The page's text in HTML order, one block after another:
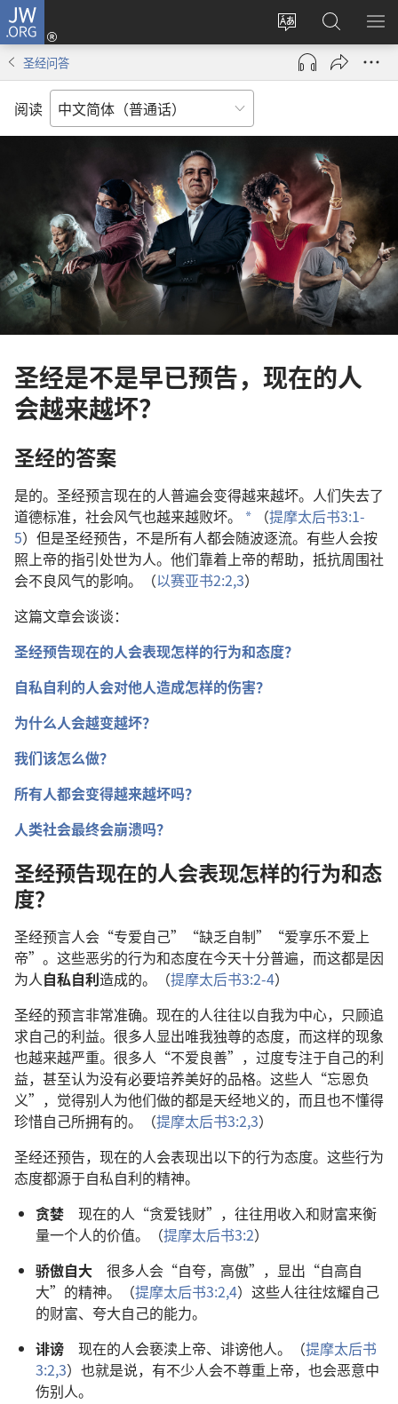
JW.ORG
更
改
网
言
登
录
（打
口）
搜
索
JW.ORG
显
圣经问答
阅读
圣经是不是早已预告，现在的人
会越来越坏？
圣经的答案
是的。圣经预言现在的人普遍会变得越来越坏。人们失去了
道德标准，社会风气也越来越败坏。
a （提摩太后书3:1-
5）但是圣经预告，不是所有人都会随波逐流。有些人会按
照上帝的指引处世为人。他们靠着上帝的帮助，抵抗周围社
会不良风气的影响。（以赛亚书2:2,3）
这篇文章会谈谈：
圣经预告现在的人会表现怎样的行为和态度？
自私自利的人会对他人造成怎样的伤害？
为什么人会越变越坏？
我们该怎么做？
所有人都会变得越来越坏吗？
人类社会最终会崩溃吗？
圣经预告现在的人会表现怎样的行为和态
度？
圣经预言人会“专爱自己”“缺乏自制”“爱享乐不爱上
帝”。这些恶劣的行为和态度在今天十分普遍，而这都是因
为人自私自利造成的。（提摩太后书3:2-4）
圣经的预言非常准确。现在的人往往以自我为中心，只顾追
求自己的利益。很多人显出唯我独尊的态度，而这样的现象
也越来越严重。很多人“不爱良善”，过度专注于自己的利
益，甚至认为没有必要培养美好的品格。这些人“忘恩负
义”，觉得别人为他们做的都是天经地义的，而且也不懂得
珍惜自己所拥有的。（提摩太后书3:2,3）
圣经还预告，现在的人会表现出以下的行为态度。这些行为
态度都源于自私自利的精神。
贪婪 现在的人“贪爱钱财”，往往用收入和财富来衡
量一个人的价值。（提摩太后书3:2）
骄傲自大 很多人会“自夸，高傲”，显出“自高自
大”的精神。（提摩太后书3:2,4）这些人往往炫耀自己
的财富、夸大自己的能力。
诽谤 现在的人会亵渎上帝、诽谤他人。（提摩太后书
3:2,3）也就是说，有不少人会不尊重上帝，也会恶意中
伤别人。